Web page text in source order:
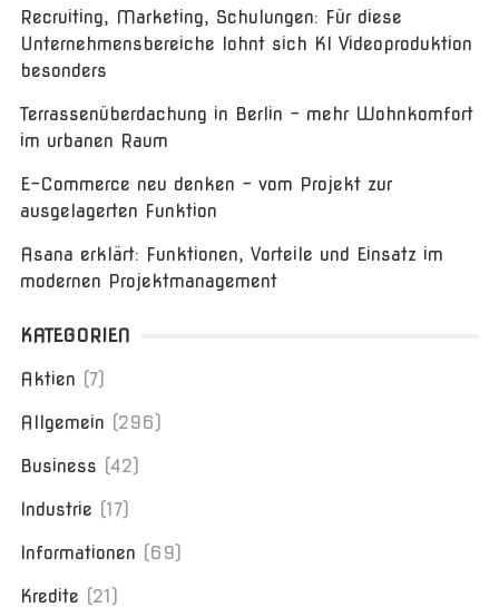
Recruiting, Marketing, Schulungen: Für diese
Unternehmensbereiche lohnt sich KI Videoproduktion
besonders
Terrassenüberdachung in Berlin – mehr Wohnkomfort
im urbanen Raum
E-Commerce neu denken – vom Projekt zur
ausgelagerten Funktion
Asana erklärt: Funktionen, Vorteile und Einsatz im
modernen Projektmanagement
KATEGORIEN
Aktien (7)
Allgemein (296)
Business (42)
Industrie (17)
Informationen (69)
Kredite (21)